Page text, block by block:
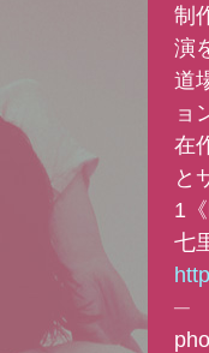
制
演
道
ョ
在
と
1
七
─